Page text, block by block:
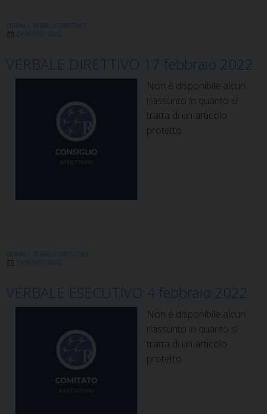
VERBALI
VERBALI DIRETTIVO
28 MARZO 2022
VERBALE DIRETTIVO 17 febbraio 2022
Non è disponibile alcun
riassunto in quanto si
tratta di un articolo
protetto.
VERBALI
VERBALI ESECUTIVO
15 MARZO 2022
VERBALE ESECUTIVO 4 febbraio 2022
Non è disponibile alcun
riassunto in quanto si
tratta di un articolo
protetto.